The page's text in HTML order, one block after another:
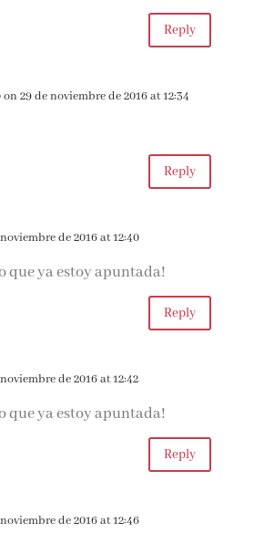
Reply
on 29 de noviembre de 2016 at 12:34
Reply
de 2016 at 12:40
que ya estoy apuntada!
Reply
de 2016 at 12:42
que ya estoy apuntada!
Reply
de 2016 at 12:46